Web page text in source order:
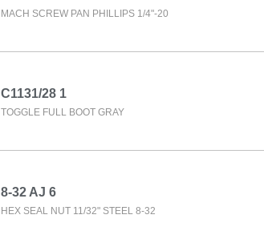
MACH SCREW PAN PHILLIPS 1/4"-20
C1131/28 1
TOGGLE FULL BOOT GRAY
8-32 AJ 6
HEX SEAL NUT 11/32" STEEL 8-32